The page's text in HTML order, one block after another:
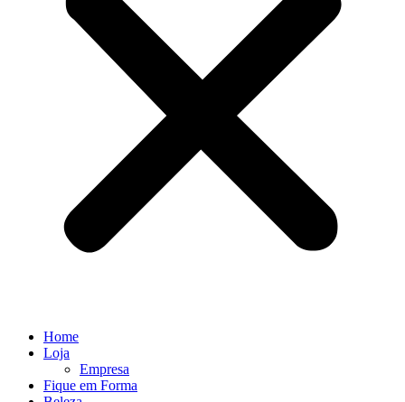
Home
Loja
Empresa
Fique em Forma